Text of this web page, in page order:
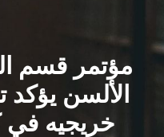
مؤتمر قسم
الألسن
خريجيه